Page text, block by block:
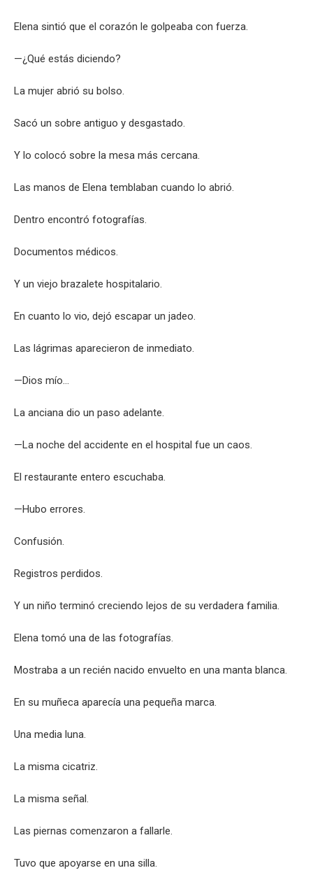
Elena sintió que el corazón le golpeaba con fuerza.
—¿Qué estás diciendo?
La mujer abrió su bolso.
Sacó un sobre antiguo y desgastado.
Y lo colocó sobre la mesa más cercana.
Las manos de Elena temblaban cuando lo abrió.
Dentro encontró fotografías.
Documentos médicos.
Y un viejo brazalete hospitalario.
En cuanto lo vio, dejó escapar un jadeo.
Las lágrimas aparecieron de inmediato.
—Dios mío…
La anciana dio un paso adelante.
—La noche del accidente en el hospital fue un caos.
El restaurante entero escuchaba.
—Hubo errores.
Confusión.
Registros perdidos.
Y un niño terminó creciendo lejos de su verdadera familia.
Elena tomó una de las fotografías.
Mostraba a un recién nacido envuelto en una manta blanca.
En su muñeca aparecía una pequeña marca.
Una media luna.
La misma cicatriz.
La misma señal.
Las piernas comenzaron a fallarle.
Tuvo que apoyarse en una silla.